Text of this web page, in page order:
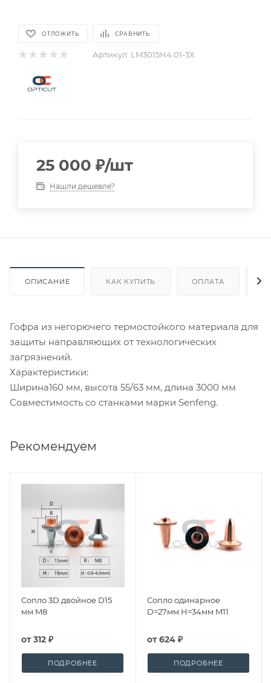
ОТЛОЖИТЬ СРАВНИТЬ
Артикул: LM3015H4.01-3X
25 000 ₽/шт
Нашли дешевле?
ОПИСАНИЕ КАК КУПИТЬ ОПЛАТА
Гофра из негорючего термостойкого материала для
защиты направляющих от технологических
загрязнений.
Характеристики:
Ширина160 мм, высота 55/63 мм, длина 3000 мм
Совместимость со станками марки Senfeng.
Рекомендуем
Сопло 3D двойное D15
мм M8
от312 ₽
ПОДРОБНЕЕ
Сопло одинарное
D=27мм H=34мм M11
от624 ₽
ПОДРОБНЕЕ